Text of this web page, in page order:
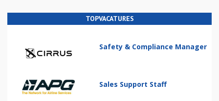
TOPVACATURES
Safety & Compliance Manager
Sales Support Staff